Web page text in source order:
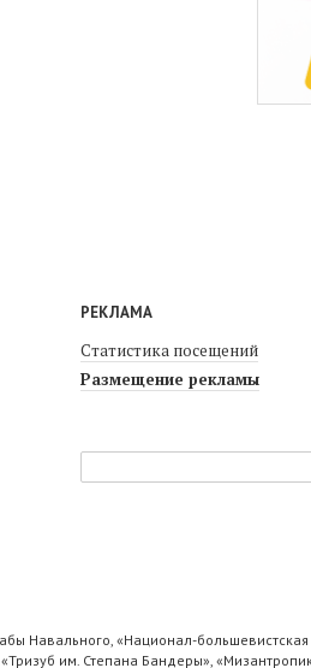
РЕКЛАМА
Статистика посещений
Размещение рекламы
Навального, «Национал-большевистская
им. Степана Бандеры»,